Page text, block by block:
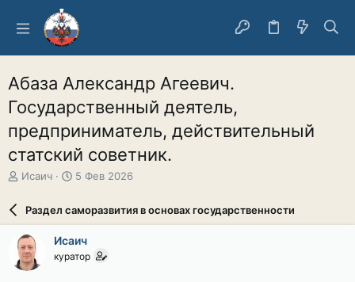
Абаза Александр Агеевич.
Государственный деятель,
предприниматель, действительный
статский советник.
А
о
р
т
е
м
Исаич
Д
а
а
ч
5 Фев 2026
Раздел саморазвития в основах государственности
Исаич
куратор